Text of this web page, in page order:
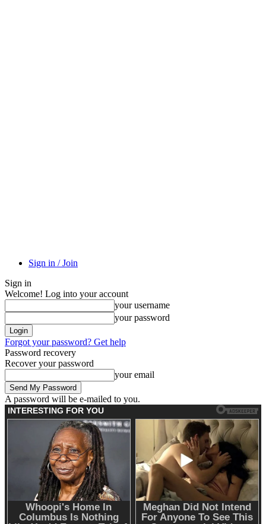
Sign in / Join
Sign in
Welcome! Log into your account
your username
your password
Forgot your password? Get help
Password recovery
Recover your password
your email
A password will be e-mailed to you.